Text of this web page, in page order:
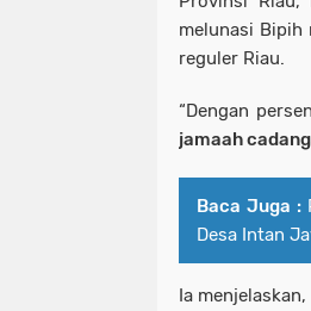
melunasi Bipih
reguler Riau.
“Dengan
jamaah
Baca Juga :
Desa Intan
Ia